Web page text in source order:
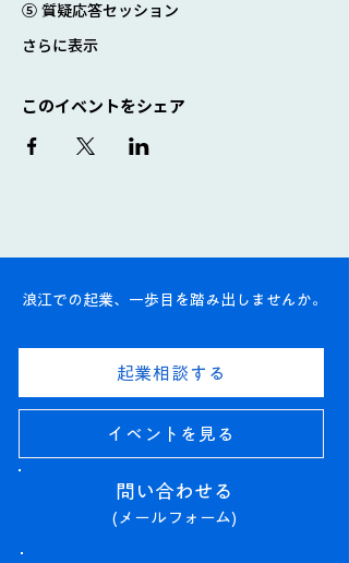
⑤ 質疑応答セッション
さらに表示
このイベントをシェア
浪江での起業、一歩目を踏み出しませんか。
起業相談する
イベントを見る
(メールフォーム)
問い合わせる​